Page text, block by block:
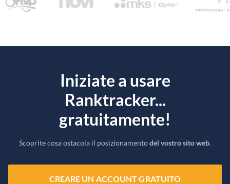
Iniziate a usare
Ranktracker...
gratuitamente!
Scoprite cosa ostacola il posizionamentodel vostro sito web.
CREARE UN ACCOUNT GRATUITO